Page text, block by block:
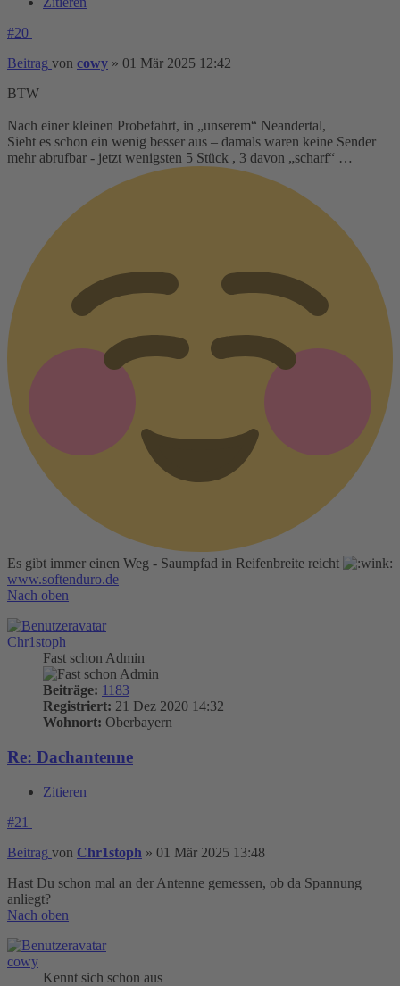
#20
Beitrag von cowy » 01 Mär 2025 12:42
BTW
Nach einer kleinen Probefahrt, in „unserem“ Neandertal,
Sieht es schon ein wenig besser aus – damals waren keine Sender
mehr abrufbar - jetzt wenigsten 5 Stück , 3 davon „scharf“ …
Es gibt immer einen Weg - Saumpfad in Reifenbreite reicht
www.softenduro.de
Nach oben
Chr1stoph
Fast schon Admin
Beiträge: 1183
Registriert: 21 Dez 2020 14:32
Wohnort: Oberbayern
Re: Dachantenne
Zitieren
#21
Beitrag von Chr1stoph » 01 Mär 2025 13:48
Hast Du schon mal an der Antenne gemessen, ob da Spannung
anliegt?
Nach oben
cowy
Kennt sich schon aus